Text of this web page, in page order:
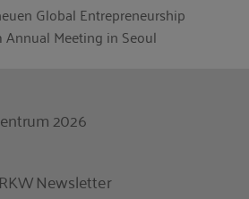
Global Entrepreneurship
Meeting in Seoul
2026
RKW Newsletter